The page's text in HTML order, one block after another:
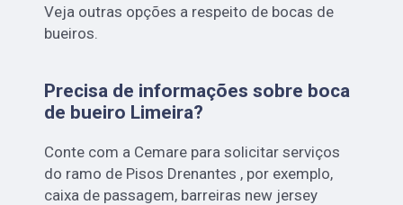
Veja outras opções a respeito de bocas de
bueiros.
Precisa de informações sobre boca
de bueiro Limeira?
Conte com a Cemare para solicitar serviços
do ramo de Pisos Drenantes , por exemplo,
caixa de passagem, barreiras new jersey